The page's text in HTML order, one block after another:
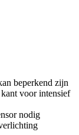
beperkend zijn
voor intensief
nodig